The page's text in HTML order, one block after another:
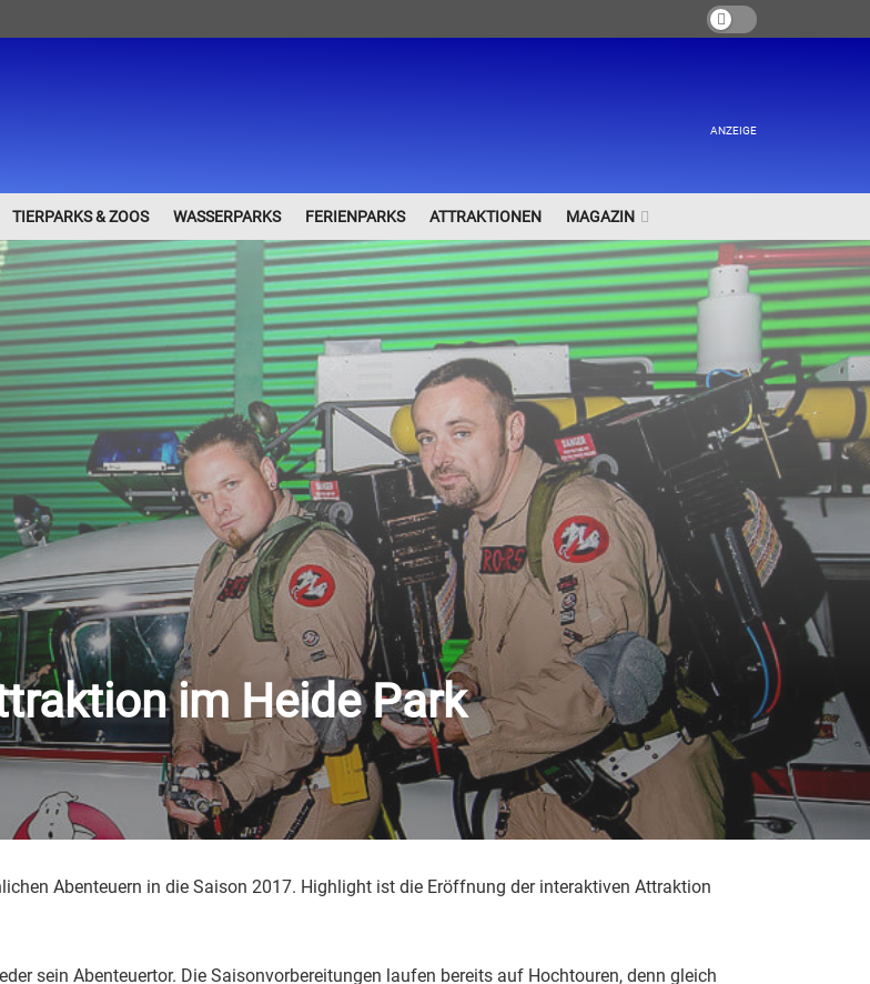
ANZEIGE
TIERPARKS & ZOOS WASSERPARKS FERIENPARKS ATTRAKTIONEN MAGAZIN
im Heide Park
Abenteuern in die Saison 2017. Highlight ist die Eröffnung der interaktiven Attraktion
sein Abenteuertor. Die Saisonvorbereitungen laufen bereits auf Hochtouren, denn gleich